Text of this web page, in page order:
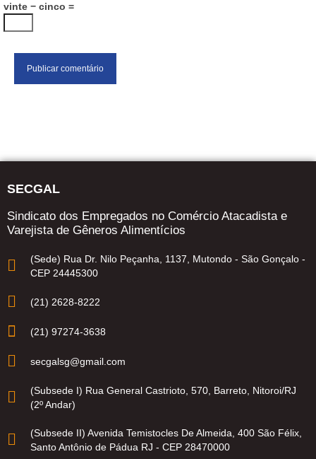
vinte − cinco =
SECGAL
Sindicato dos Empregados no Comércio Atacadista e
Varejista de Gêneros Alimentícios
(Sede) Rua Dr. Nilo Peçanha, 1137, Mutondo - São Gonçalo -
CEP 24445300
(21) 2628-8222
(21) 97274-3638
secgalsg@gmail.com
(Subsede I) Rua General Castrioto, 570, Barreto, Nitoroi/RJ
(2º Andar)
(Subsede II) Avenida Temistocles De Almeida, 400 São Félix,
Santo Antônio de Pádua RJ - CEP 28470000